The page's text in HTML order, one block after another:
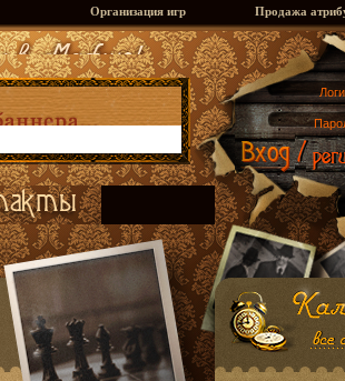
Организация игр Продажа